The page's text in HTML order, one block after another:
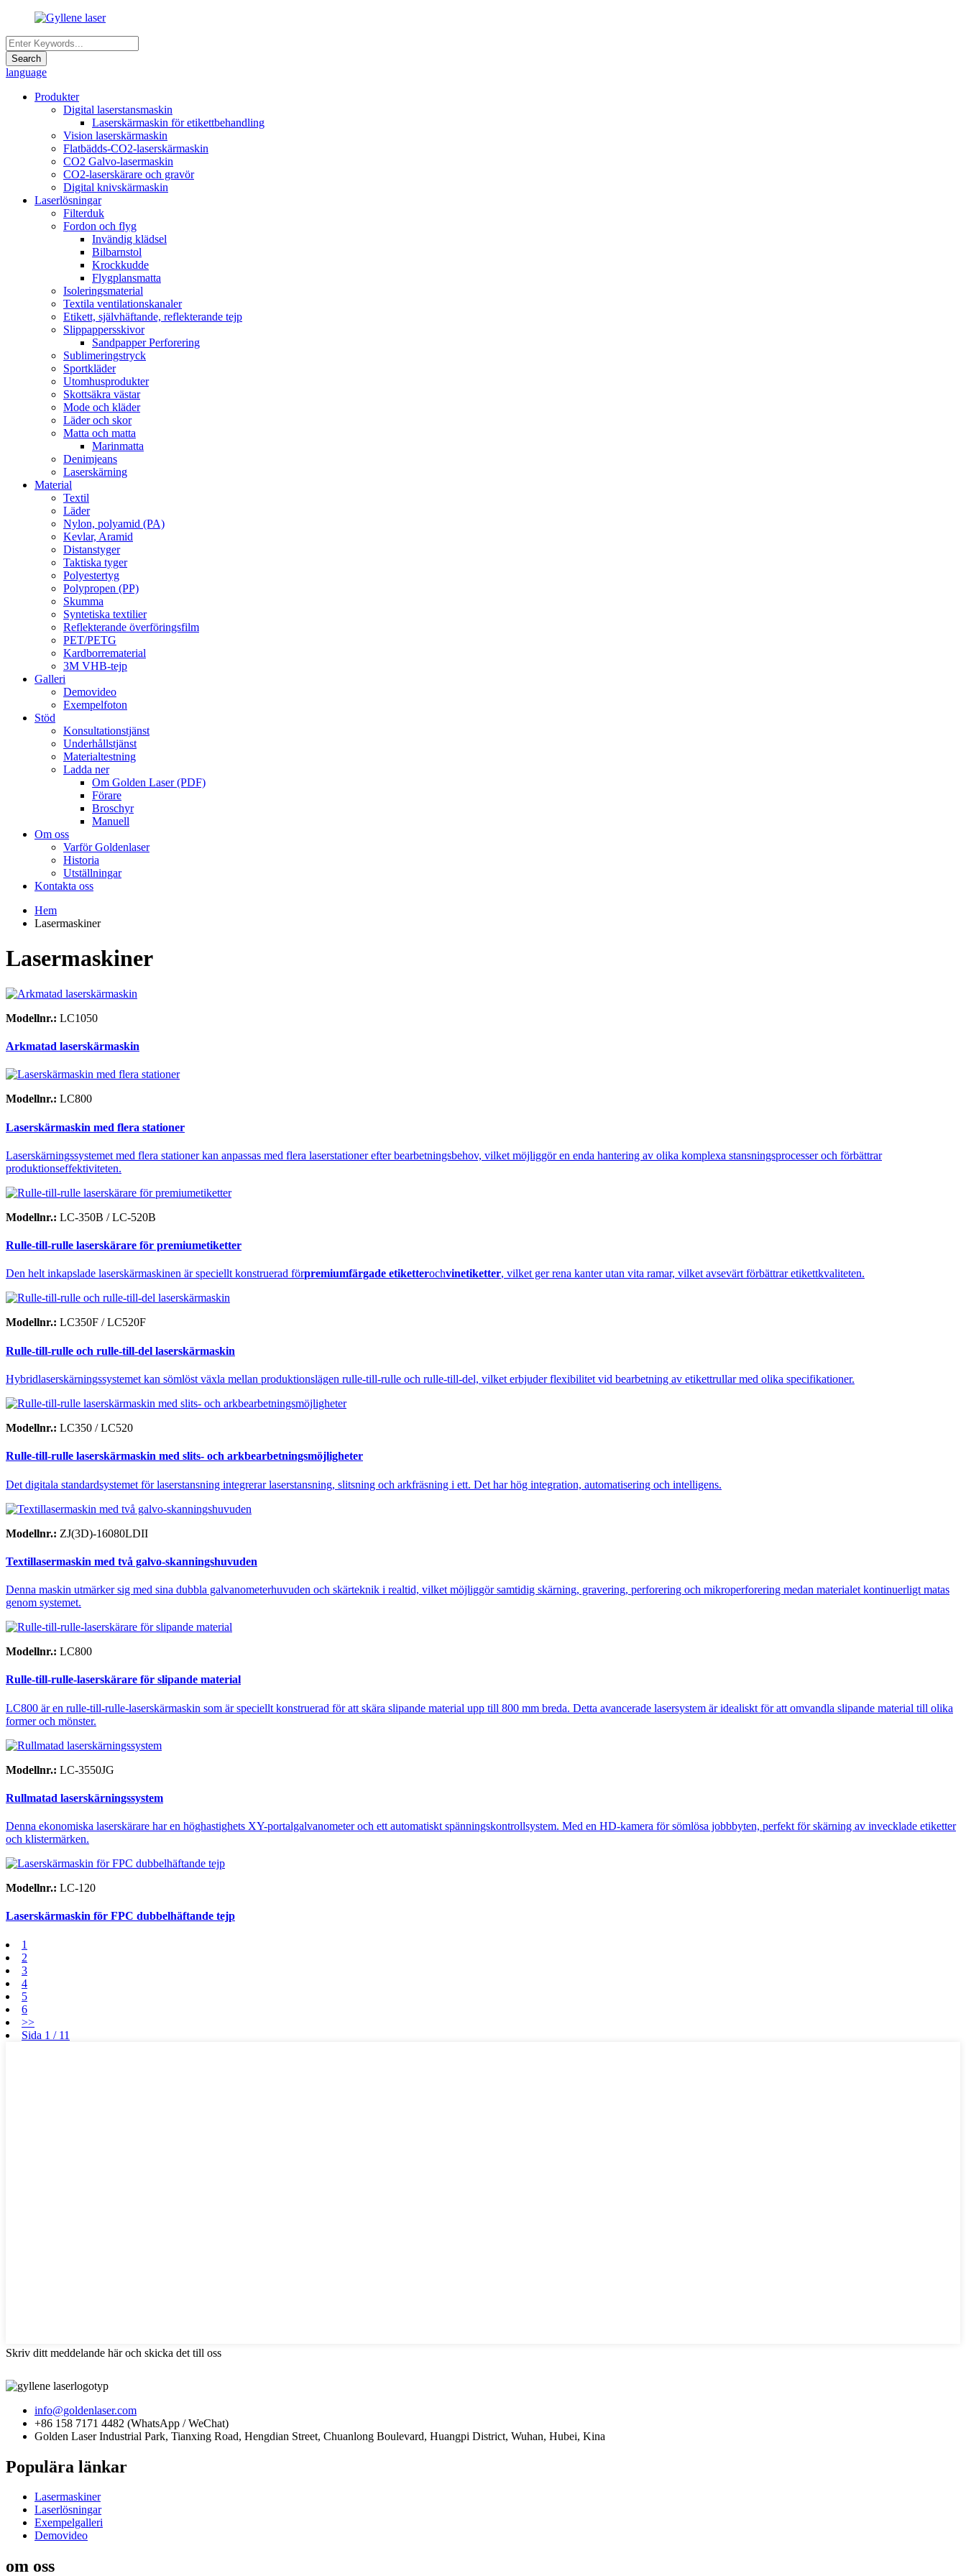
language
Produkter
Digital laserstansmaskin
Laserskärmaskin för etikettbehandling
Vision laserskärmaskin
Flatbädds-CO2-laserskärmaskin
CO2 Galvo-lasermaskin
CO2-laserskärare och gravör
Digital knivskärmaskin
Laserlösningar
Filterduk
Fordon och flyg
Invändig klädsel
Bilbarnstol
Krockkudde
Flygplansmatta
Isoleringsmaterial
Textila ventilationskanaler
Etikett, självhäftande, reflekterande tejp
Slippappersskivor
Sandpapper Perforering
Sublimeringstryck
Sportkläder
Utomhusprodukter
Skottsäkra västar
Mode och kläder
Läder och skor
Matta och matta
Marinmatta
Denimjeans
Laserskärning
Material
Textil
Läder
Nylon, polyamid (PA)
Kevlar, Aramid
Distanstyger
Taktiska tyger
Polyestertyg
Polypropen (PP)
Skumma
Syntetiska textilier
Reflekterande överföringsfilm
PET/PETG
Kardborrematerial
3M VHB-tejp
Galleri
Demovideo
Exempelfoton
Stöd
Konsultationstjänst
Underhållstjänst
Materialtestning
Ladda ner
Om Golden Laser (PDF)
Förare
Broschyr
Manuell
Om oss
Varför Goldenlaser
Historia
Utställningar
Kontakta oss
Hem
Lasermaskiner
Lasermaskiner
Modellnr.: LC1050
Arkmatad laserskärmaskin
Modellnr.: LC800
Laserskärmaskin med flera stationer
Laserskärningssystemet med flera stationer kan anpassas med flera laserstationer efter bearbetningsbehov, vilket möjliggör en enda hantering av olika komplexa stansningsprocesser och förbättrar
produktionseffektiviteten.
Modellnr.: LC-350B / LC-520B
Rulle-till-rulle laserskärare för premiumetiketter
Den helt inkapslade laserskärmaskinen är speciellt konstruerad förpremiumfärgade etiketterochvinetiketter, vilket ger rena kanter utan vita ramar, vilket avsevärt förbättrar etikettkvaliteten.
Modellnr.: LC350F / LC520F
Rulle-till-rulle och rulle-till-del laserskärmaskin
Hybridlaserskärningssystemet kan sömlöst växla mellan produktionslägen rulle-till-rulle och rulle-till-del, vilket erbjuder flexibilitet vid bearbetning av etikettrullar med olika specifikationer.
Modellnr.: LC350 / LC520
Rulle-till-rulle laserskärmaskin med slits- och arkbearbetningsmöjligheter
Det digitala standardsystemet för laserstansning integrerar laserstansning, slitsning och arkfräsning i ett. Det har hög integration, automatisering och intelligens.
Modellnr.: ZJ(3D)-16080LDII
Textillasermaskin med två galvo-skanningshuvuden
Denna maskin utmärker sig med sina dubbla galvanometerhuvuden och skärteknik i realtid, vilket möjliggör samtidig skärning, gravering, perforering och mikroperforering medan materialet kontinuerligt matas
genom systemet.
Modellnr.: LC800
Rulle-till-rulle-laserskärare för slipande material
LC800 är en rulle-till-rulle-laserskärmaskin som är speciellt konstruerad för att skära slipande material upp till 800 mm breda. Detta avancerade lasersystem är idealiskt för att omvandla slipande material till olika
former och mönster.
Modellnr.: LC-3550JG
Rullmatad laserskärningssystem
Denna ekonomiska laserskärare har en höghastighets XY-portalgalvanometer och ett automatiskt spänningskontrollsystem. Med en HD-kamera för sömlösa jobbbyten, perfekt för skärning av invecklade etiketter
och klistermärken.
Modellnr.: LC-120
Laserskärmaskin för FPC dubbelhäftande tejp
1
2
3
4
5
6
>>
Sida 1 / 11
Skriv ditt meddelande här och skicka det till oss
info@goldenlaser.com
+86 158 7171 4482 (WhatsApp / WeChat)
Golden Laser Industrial Park, Tianxing Road, Hengdian Street, Chuanlong Boulevard, Huangpi District, Wuhan, Hubei, Kina
Populära länkar
Lasermaskiner
Laserlösningar
Exempelgalleri
Demovideo
om oss